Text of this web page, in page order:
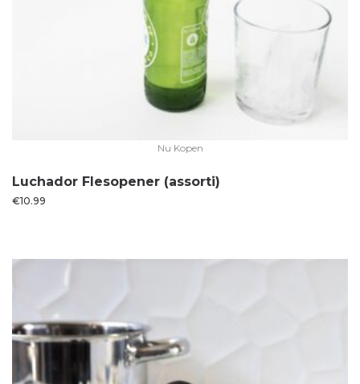
Nu Kopen
Luchador Flesopener (assorti)
€10.99